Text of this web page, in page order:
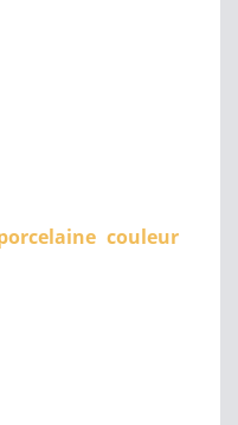
couleur